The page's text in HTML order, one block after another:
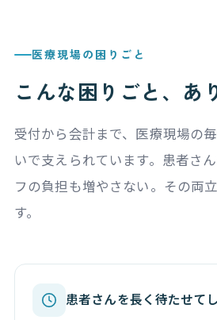
医療現場の困りごと
こんな困りごと、あ
受付から会計まで、医療現場の
いで支えられています。患者さ
フの負担も増やさない。その両
す。
患者さんを長く待たせて